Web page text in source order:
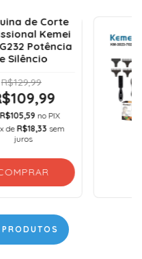
de Corte
Kemei
Potência
e Silêncio
R$129,99
R$105,59 no PIX
x de R$18,33 sem
juros